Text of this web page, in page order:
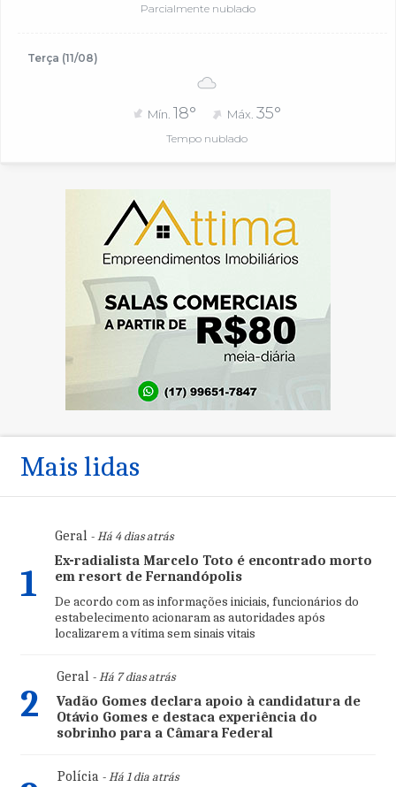
Parcialmente nublado
Terça (11/08)
Mín. 18° Máx.35°
Tempo nublado
Mais lidas
1
Geral- Há 4 dias atrás
Ex-radialista Marcelo Toto é encontrado morto
em resort de Fernandópolis
De acordo com as informações iniciais, funcionários do
estabelecimento acionaram as autoridades após
localizarem a vítima sem sinais vitais
2
Geral- Há 7 dias atrás
Vadão Gomes declara apoio à candidatura de
Otávio Gomes e destaca experiência do
sobrinho para a Câmara Federal
Polícia- Há 1 dia atrás